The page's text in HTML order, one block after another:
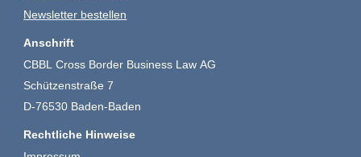
Newsletter bestellen
Anschrift
CBBL Cross Border Business Law AG
Schützenstraße 7
D-76530 Baden-Baden
Rechtliche Hinweise